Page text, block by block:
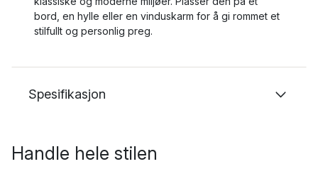
bord, en hylle eller en vinduskarm for å gi rommet et
stilfullt og personlig preg.
Spesifikasjon
Handle hele stilen